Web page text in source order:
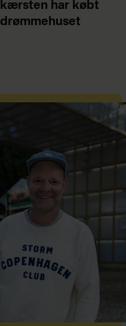
kærsten har købt
drømmehuset